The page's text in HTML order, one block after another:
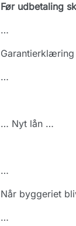
Før udbetaling
…
…
… Nyt lån …
…
Når byggeriet
…